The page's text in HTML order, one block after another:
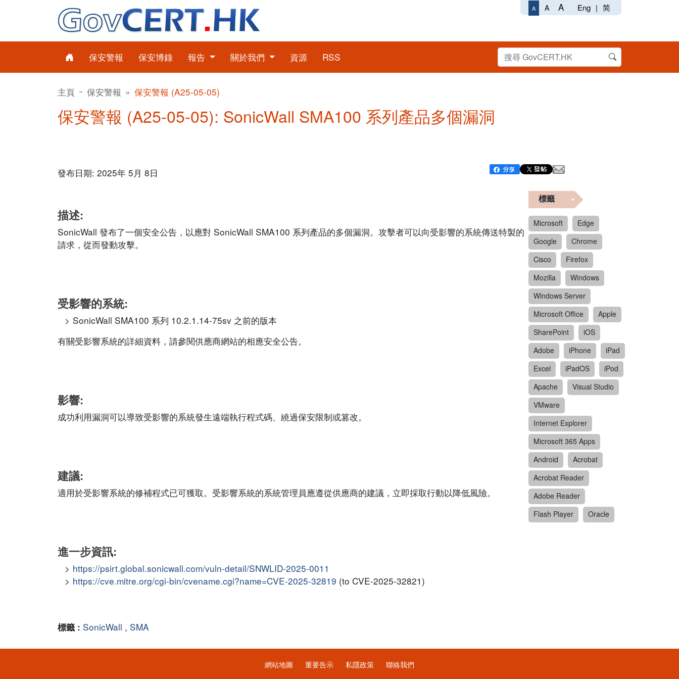
A A A Eng | 简
保安警報 保安博錄 報告 關於我們 資源 RSS
主頁 保安警報 保安警報 (A25-05-05)
保安警報 (A25-05-05): SonicWall SMA100 系列產品多個漏洞
發布日期: 2025年 5月 8日
描述:
SonicWall 發布了一個安全公告，以應對 SonicWall SMA100 系列產品的多個漏洞。攻擊者可以向受影響的系統傳送特製的
請求，從而發動攻擊。
受影響的系統:
SonicWall SMA100 系列 10.2.1.14-75sv 之前的版本
有關受影響系統的詳細資料，請參閱供應商網站的相應安全公告。
影響:
成功利用漏洞可以導致受影響的系統發生遠端執行程式碼、繞過保安限制或篡改。
建議:
適用於受影響系統的修補程式已可獲取。受影響系統的系統管理員應遵從供應商的建議，立即採取行動以降低風險。
進一步資訊:
https://psirt.global.sonicwall.com/vuln-detail/SNWLID-2025-0011
https://cve.mitre.org/cgi-bin/cvename.cgi?name=CVE-2025-32819 (to CVE-2025-32821)
標籤 : SonicWall , SMA
標籤
Microsoft
Edge
Google
Chrome
Cisco
Firefox
Mozilla
Windows
Windows Server
Microsoft Office
Apple
SharePoint
iOS
Adobe
iPhone
iPad
Excel
iPadOS
iPod
Apache
Visual Studio
VMware
Internet Explorer
Microsoft 365 Apps
Android
Acrobat
Acrobat Reader
Adobe Reader
Flash Player
Oracle
網站地圖 重要告示 私隱政策 聯絡我們